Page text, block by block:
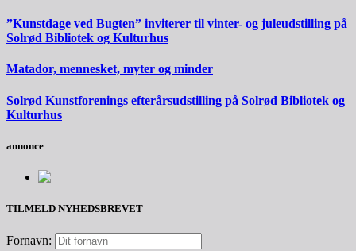
”Kunstdage ved Bugten” inviterer til vinter- og juleudstilling på
Solrød Bibliotek og Kulturhus
Matador, mennesket, myter og minder
Solrød Kunstforenings efterårsudstilling på Solrød Bibliotek og
Kulturhus
annonce
TILMELD NYHEDSBREVET
Fornavn: